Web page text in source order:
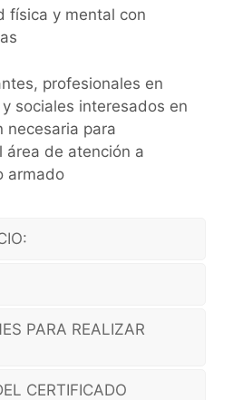
física y mental con
profesionales en
sociales interesados en
necesaria para
área de atención a
armado
PARA REALIZAR
CERTIFICADO